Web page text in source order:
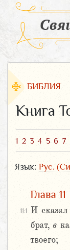
БИБЛИЯ
Книга
1 2 3 4 5 6 7
Язык: Рус.
Глава 11
11:1 И
брат, в
твоего;